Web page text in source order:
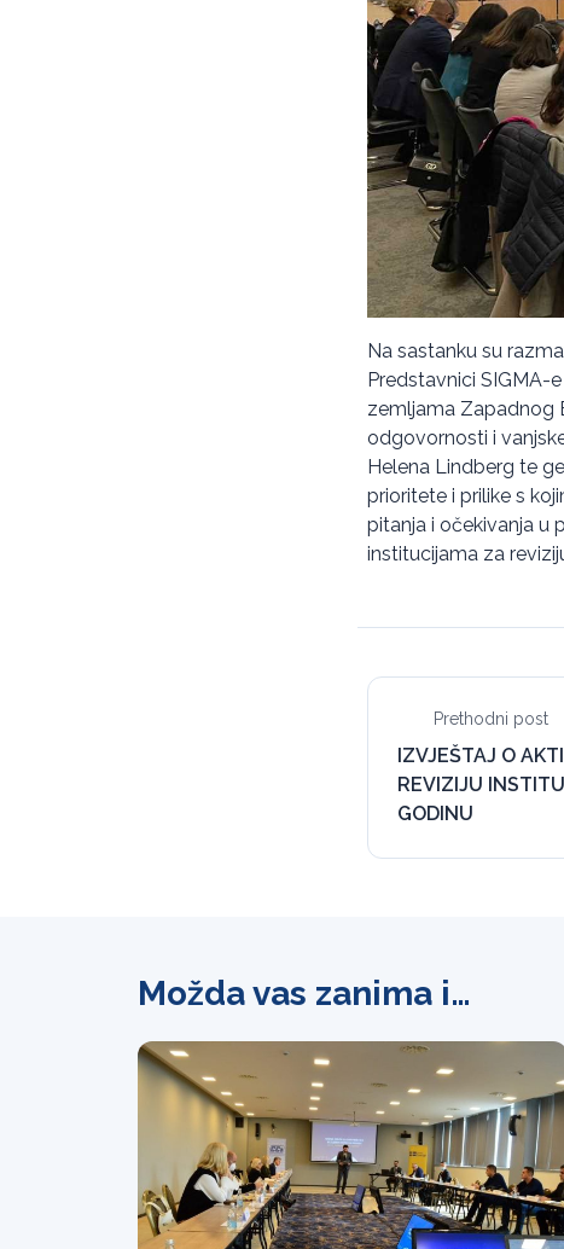
Na sastanku su
Predstavnici SIGMA-
zemljama Zapadnog
odgovornosti i
Helena Lindberg te
prioritete i prilike s
pitanja i očekivanja u
institucijama za
Prethodni post
IZVJEŠTAJ O
REVIZIJU
GODINU
Možda vas zanima i…